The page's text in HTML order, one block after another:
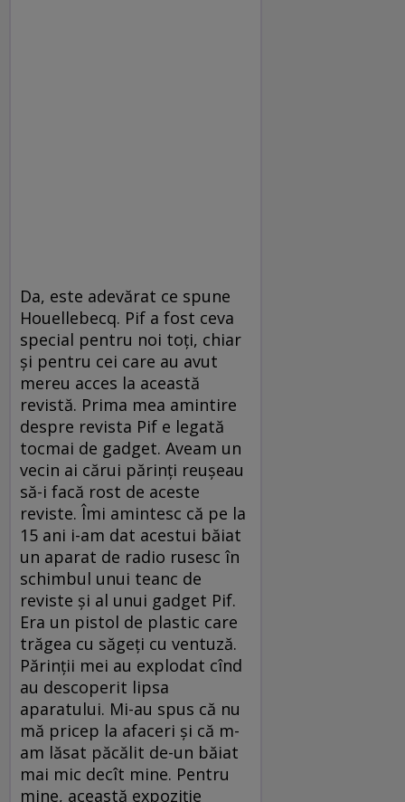
Da, este adevărat ce spune
Houellebecq. Pif a fost ceva
special pentru noi toţi, chiar
şi pentru cei care au avut
mereu acces la această
revistă. Prima mea amintire
despre revista Pif e legată
tocmai de gadget. Aveam un
vecin ai cărui părinţi reuşeau
să-i facă rost de aceste
reviste. Îmi amintesc că pe la
15 ani i-am dat acestui băiat
un aparat de radio rusesc în
schimbul unui teanc de
reviste şi al unui gadget Pif.
Era un pistol de plastic care
trăgea cu săgeţi cu ventuză.
Părinţii mei au explodat cînd
au descoperit lipsa
aparatului. Mi-au spus că nu
mă pricep la afaceri şi că m-
am lăsat păcălit de-un băiat
mai mic decît mine. Pentru
mine, această expoziţie